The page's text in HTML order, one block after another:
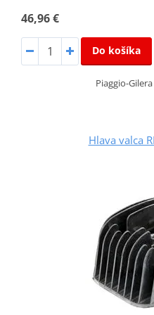
46,96 €
Do košíka
Piaggio-
Hlava valca